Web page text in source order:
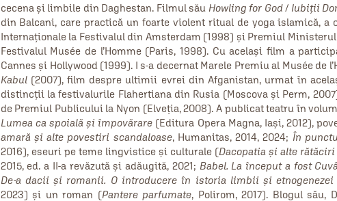
cecena și limbile din Daghestan. Filmul său Howling for God/ Iubiții
din Balcani, care practică un foarte violent ritual de yoga islamică,
Internaționale la Festivalul din Amsterdam (1998) și Premiul
Festivalul Musée de l’Homme (Paris, 1998). Cu același film a
Cannes şi Hollywood (1999). I s‑a decernat Marele Premiu al Musée de
Kabul(2007), film despre ultimii evrei din Afganistan, urmat în
distincții la festivalurile Flahertiana din Rusia (Moscova și Perm,
de Premiul Publicului la Nyon (Elveția, 2008). A publicat teatru în
Lumea ca spoială şi împovărare (Editura Opera Magna, Iaşi, 2012),
amară şi alte povestiri scandaloase, Humanitas, 2014, 2024; În
2016), eseuri pe teme lingvistice și culturale (Dacopatia şi alte
2015, ed. a II‑a revăzută și adăugită, 2021; Babel. La început a fost
De‑a dacii și romanii. O introducere în istoria limbii și etnogenezei
2023) şi un roman (Pantere parfumate, Polirom, 2017). Blogul său,